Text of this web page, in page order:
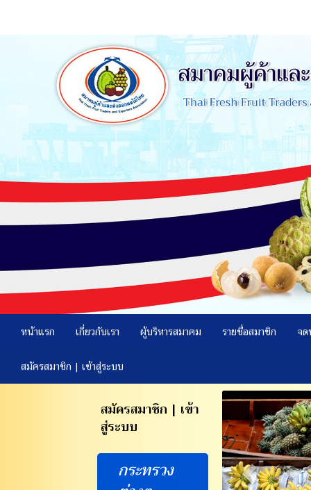
หน้าแรก เกี่ยวกับเรา ผู้บริหารสมาคม รายชื่อสมาชิก จด
สมัครสมาชิก | เข้าสู่ระบบ
สมัครสมาชิก | เข้า
สู่ระบบ
กระทรวง